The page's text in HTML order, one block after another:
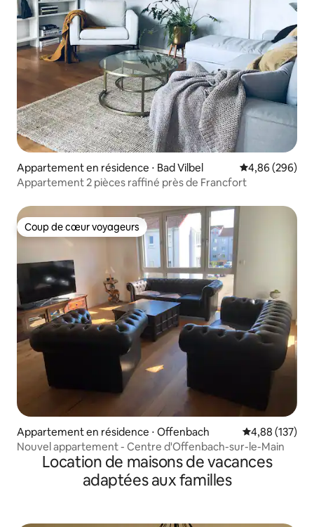
Appartement en résidence ⋅ Bad Vilbel Évaluation
4,86 (296)
Appartement 2 pièces raffiné près de Francfort
Coup de cœur voyageurs
Coup de cœur voyageurs
Appartement en résidence ⋅ Offenbach Évaluation
4,88 (137)
Nouvel appartement - Centre d'Offenbach-sur-le-Main
Location de maisons de vacances
adaptées aux familles